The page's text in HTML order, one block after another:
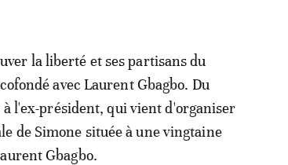
la liberté et ses partisans du
avec Laurent Gbagbo. Du
l'ex-président, qui vient d'organiser
de Simone située à une vingtaine
Gbagbo.